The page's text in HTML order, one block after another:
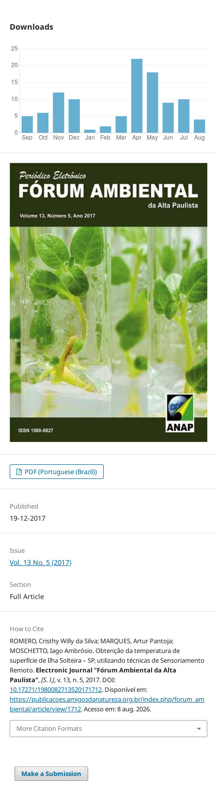
Downloads
PDF (Portuguese (Brazil))
Published
19-12-2017
Issue
Vol. 13 No. 5 (2017)
Section
Full Article
How to Cite
ROMERO, Cristhy Willy da Silva; MARQUES, Artur Pantoja;
MOSCHETTO, Iago Ambrósio. Obtenção da temperatura de
superfície de Ilha Solteira – SP, utilizando técnicas de Sensoriamento
Remoto. Electronic Journal "Fórum Ambiental da Alta
Paulista",[S. l.], v. 13, n. 5, 2017. DOI:
10.17271/1980082713520171712. Disponível em:
https://publicacoes.amigosdanatureza.org.br/index.php/forum_am
biental/article/view/1712. Acesso em: 8 aug. 2026.
More Citation Formats
Make a Submission